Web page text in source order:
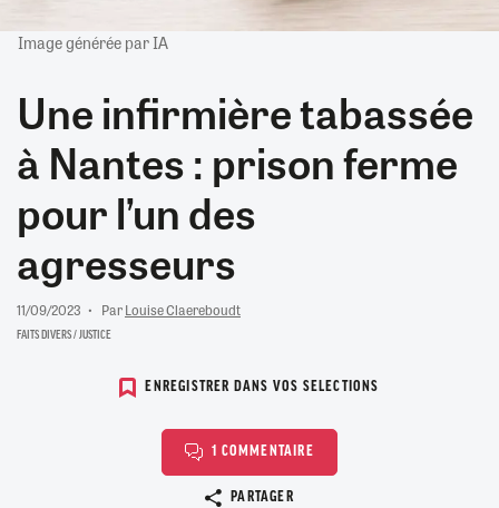
Image générée par IA
Une infirmière tabassée
à Nantes : prison ferme
pour l’un des
agresseurs
11/09/2023 ParLouise Claereboudt
FAITS DIVERS / JUSTICE
ENREGISTRER DANS VOS SELECTIONS
1 COMMENTAIRE
PARTAGER